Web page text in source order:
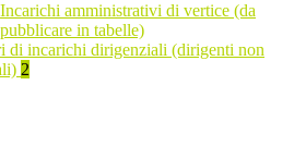
Incarichi amministrativi di vertice (da
pubblicare in tabelle)
di incarichi dirigenziali (dirigenti non
2